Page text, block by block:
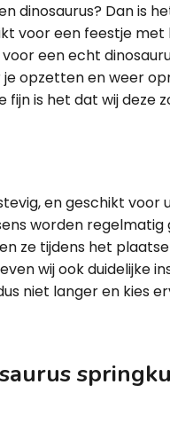
dinosaurus? Dan is
voor een feestje met
een echt
opzetten en weer
is het dat wij deze
en geschikt
worden
ze tijdens het
wij ook duidelijke
niet langer en kies